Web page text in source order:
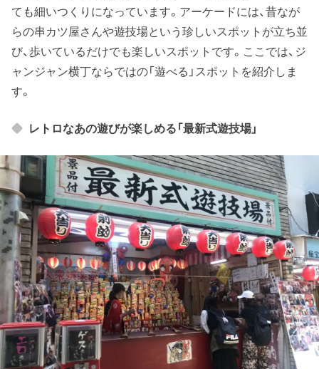
ても細いつくりになっています。アーケードには、昔なが
らの串カツ屋さんや遊技場という珍しいスポットが立ち並
び、歩いているだけでも楽しいスポットです。ここでは、ジ
ャンジャン横丁ならではの「遊べる」スポットを紹介しま
す。
レトロなあの遊びが楽しめる「最新式遊技場」